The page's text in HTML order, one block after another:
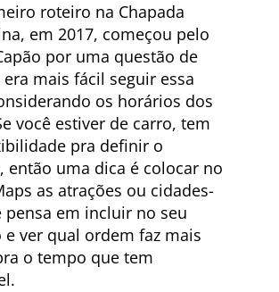
roteiro na Chapada
em 2017, começou pelo
por uma questão de
mais fácil seguir essa
os horários dos
você estiver de carro, tem
pra definir o
então uma dica é colocar no
as atrações ou cidades-
pensa em incluir no seu
ver qual ordem faz mais
o tempo que tem